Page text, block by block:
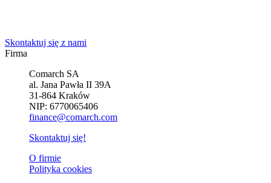
Skontaktuj się z nami
Firma
Comarch SA
al. Jana Pawła II 39A
31-864 Kraków
NIP: 6770065406
finance@comarch.com
Skontaktuj się!
O firmie
Polityka cookies